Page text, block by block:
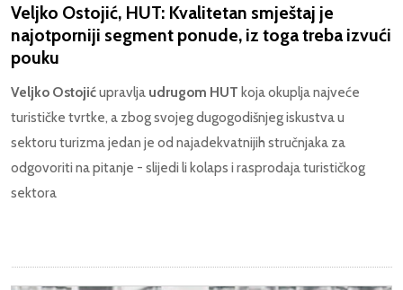
Veljko Ostojić, HUT: Kvalitetan smještaj je
najotporniji segment ponude, iz toga treba izvući
pouku
Veljko Ostojićupravlja udrugom HUT koja okuplja najveće
turističke tvrtke, a zbog svojeg dugogodišnjeg iskustva u
sektoru turizma jedan je od najadekvatnijih stručnjaka za
odgovoriti na pitanje - slijedi li kolaps i rasprodaja turističkog
sektora